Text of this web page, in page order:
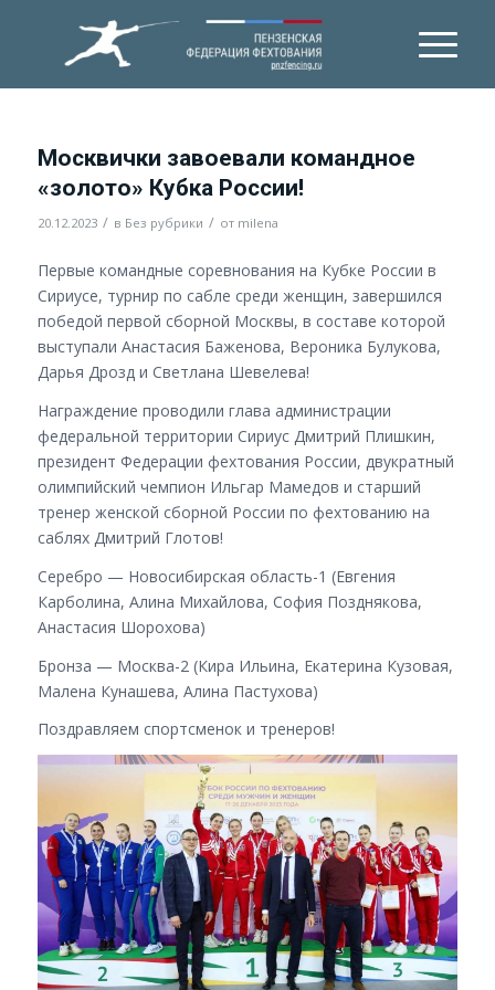
Москвички завоевали командное
«золото» Кубка России!
20.12.2023 / в Без рубрики / от milena
Первые командные соревнования на Кубке России в
Сириусе, турнир по сабле среди женщин, завершился
победой первой сборной Москвы, в составе которой
выступали Анастасия Баженова, Вероника Булукова,
Дарья Дрозд и Светлана Шевелева!
Награждение проводили глава администрации
федеральной территории Сириус Дмитрий Плишкин,
президент Федерации фехтования России, двукратный
олимпийский чемпион Ильгар Мамедов и старший
тренер женской сборной России по фехтованию на
саблях Дмитрий Глотов!
Серебро — Новосибирская область-1 (Евгения
Карболина, Алина Михайлова, София Позднякова,
Анастасия Шорохова)
Бронза — Москва-2 (Кира Ильина, Екатерина Кузовая,
Малена Кунашева, Алина Пастухова)
Поздравляем спортсменок и тренеров!